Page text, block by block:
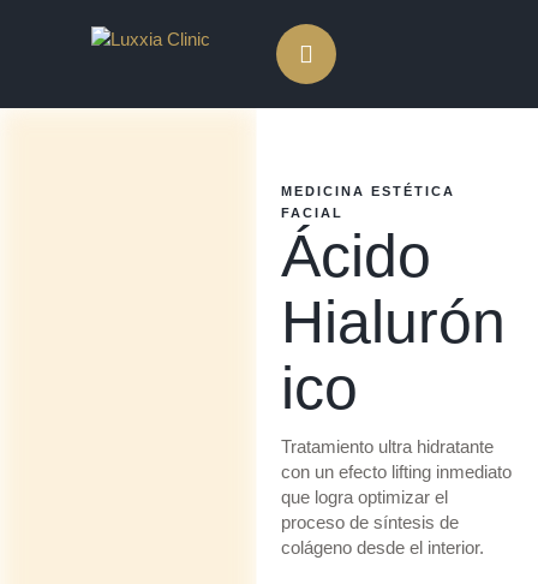
MEDICINA ESTÉTICA
FACIAL
Ácido
Hialurón
ico
Tratamiento ultra hidratante
con un efecto lifting inmediato
que logra optimizar el
proceso de síntesis de
colágeno desde el interior.